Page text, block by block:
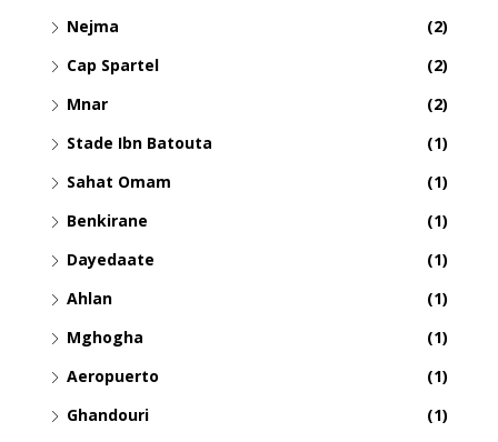
Nejma
(2)
Cap Spartel
(2)
Mnar
(2)
Stade Ibn Batouta
(1)
Sahat Omam
(1)
Benkirane
(1)
Dayedaate
(1)
Ahlan
(1)
Mghogha
(1)
Aeropuerto
(1)
Ghandouri
(1)